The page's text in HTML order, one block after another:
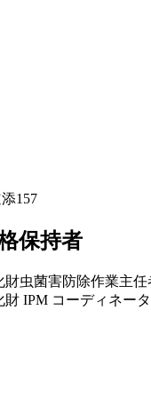
157
保持者
財虫菌害防除作業主任
財 IPM コーディネータ